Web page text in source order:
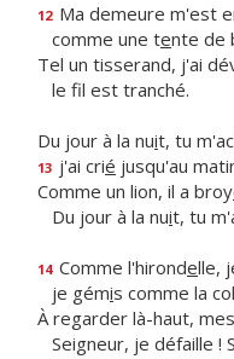
12 Ma demeure m'est
comme une tente de
Tel un tisserand, j'ai
le fl est tranché.
Du jour à la nuit, tu
13 j'ai crié jusqu'au
Comme un lion, il a broy
Du jour à la nuit, tu
14 Comme l'hirondelle,
je gémis comme la
À regarder là-haut,
Seigneur, je défaille ! S